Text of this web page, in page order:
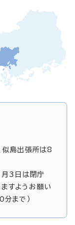
似島出張所は8
月3日は閉庁
すようお願い
分まで）